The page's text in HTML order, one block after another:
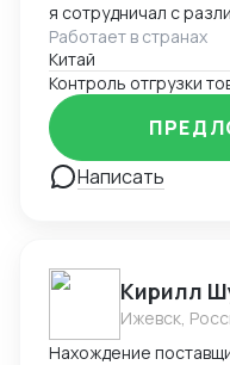
я сотрудничал с
фабриками,
качества отгрузки
потребительских
оборудования.
Работает в странах
Китай
Контроль отгрузки
Написать
Кирилл
Ижевск,
Нахождение